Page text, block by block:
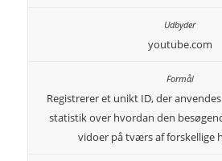
youtube.com
Registrerer et unikt ID, der
statistik over hvordan den
vidoer på tværs af forskellige